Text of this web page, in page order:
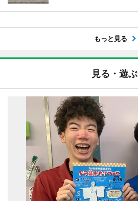
もっと見る
見る・遊ぶ